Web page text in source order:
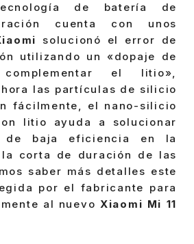
de batería de
cuenta con unos
solucionó el error de
utilizando un «dopaje de
el litio»,
las partículas de silicio
fácilmente, el nano-silicio
litio ayuda a solucionar
de baja eficiencia en la
corta de duración de las
saber más detalles este
por el fabricante para
al nuevo Xiaomi Mi 11